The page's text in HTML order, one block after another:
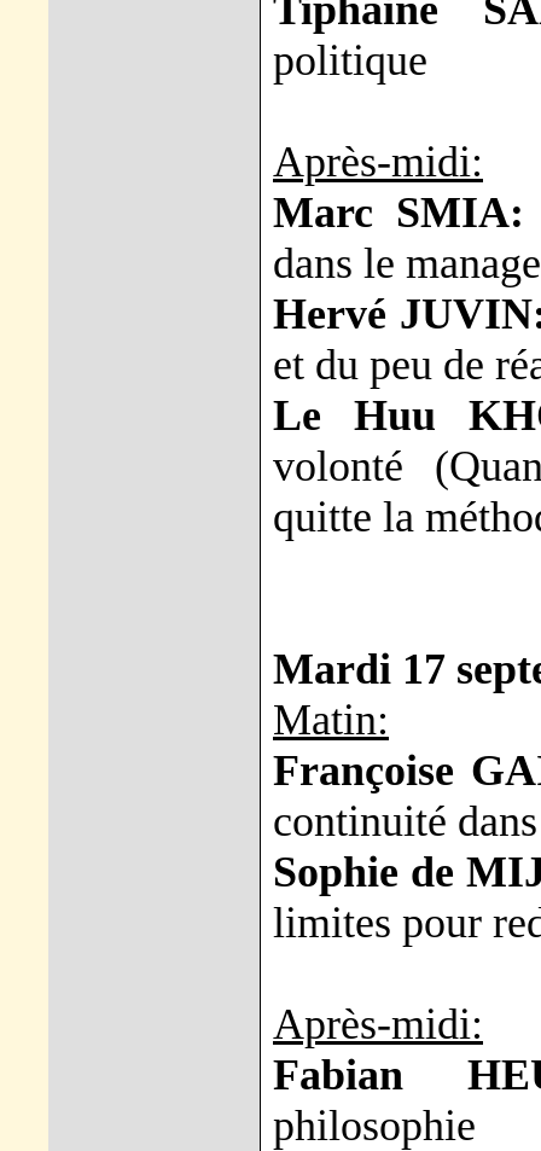
Tiphaine
politique
Après-midi:
Marc SMIA:
dans le
Hervé
et du peu de
Le Huu
volonté
quitte la
Mardi 17
Matin:
Françoise
continuité
Sophie de
limites pour
Après-midi:
Fabian